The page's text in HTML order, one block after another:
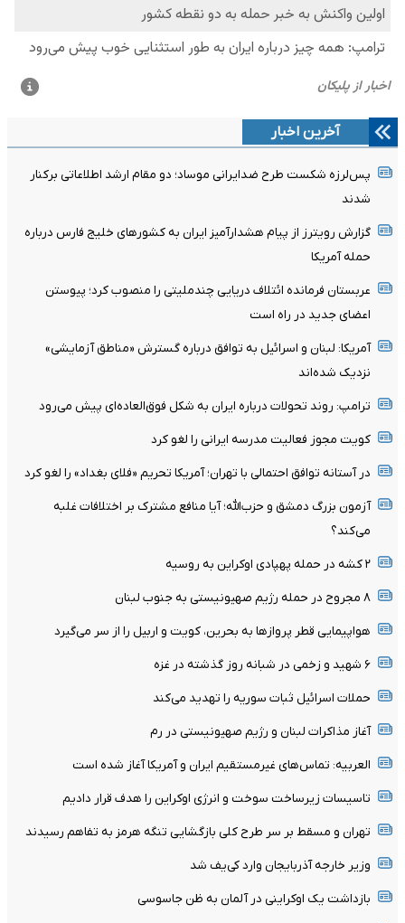
آخرین اخبار
پس‌لرزه شکست طرح ضدایرانی موساد؛ دو مقام ارشد اطلاعاتی برکنار
شدند
گزارش رویترز از پیام هشدارآمیز ایران به کشورهای خلیج فارس درباره
حمله آمریکا
عربستان فرمانده ائتلاف دریایی چندملیتی را منصوب کرد؛ پیوستن
اعضای جدید در راه است
آمریکا: لبنان و اسرائیل به توافق درباره گسترش «مناطق آزمایشی»
نزدیک شده‌اند
ترامپ: روند تحولات درباره ایران به شکل فوق‌العاده‌ای پیش می‌رود
کویت مجوز فعالیت مدرسه ایرانی را لغو کرد
در آستانه توافق احتمالی با تهران؛ آمریکا تحریم «فلای بغداد» را لغو کرد
آزمون بزرگ دمشق و حزب‌الله؛ آیا منافع مشترک بر اختلافات غلبه
می‌کند؟
۲ کشه در حمله پهپادی اوکراین به روسیه
۸ مجروح در حمله رژیم صهیونیستی به جنوب لبنان
هواپیمایی قطر پروازها به بحرین، کویت و اربیل را از سر می‌گیرد
۶ شهید و زخمی در شبانه روز گذشته در غزه
حملات اسرائیل ثبات سوریه را تهدید می‌کند
آغاز مذاکرات لبنان و رژیم صهیونیستی در رم
العربیه: تماس‌های غیرمستقیم ایران و آمریکا آغاز شده است
تاسیسات زیرساخت سوخت و انرژی اوکراین را هدف قرار دادیم
تهران و مسقط بر سر طرح کلی بازگشایی تنگه هرمز به تفاهم رسیدند
وزیر خارجه آذربایجان وارد کی‌یف شد
بازداشت یک اوکراینی در آلمان به ظن جاسوسی